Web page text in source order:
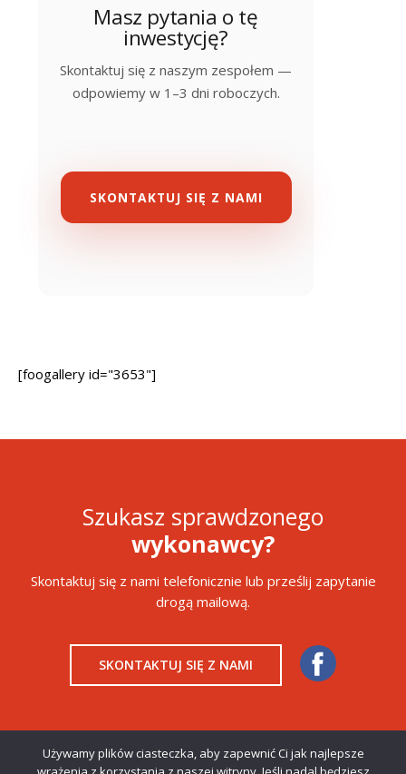
Masz pytania o tę
inwestycję?
Skontaktuj się z naszym zespołem —
odpowiemy w 1–3 dni roboczych.
SKONTAKTUJ SIĘ Z NAMI
[foogallery id="3653"]
Szukasz sprawdzonego
wykonawcy?
Skontaktuj się z nami telefonicznie lub prześlij zapytanie
drogą mailową.
SKONTAKTUJ SIĘ Z NAMI
Używamy plików ciasteczka, aby zapewnić Ci jak najlepsze